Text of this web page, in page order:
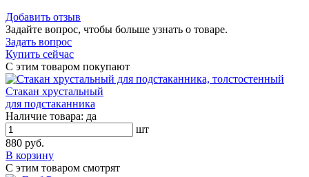
Добавить отзыв
Задайте вопрос, чтобы больше узнать о товаре.
Задать вопрос
Купить сейчас
С этим товаром покупают
Стакан хрустальный
для подстаканника
Наличие товара: да
шт
880 руб.
В корзину
С этим товаром смотрят